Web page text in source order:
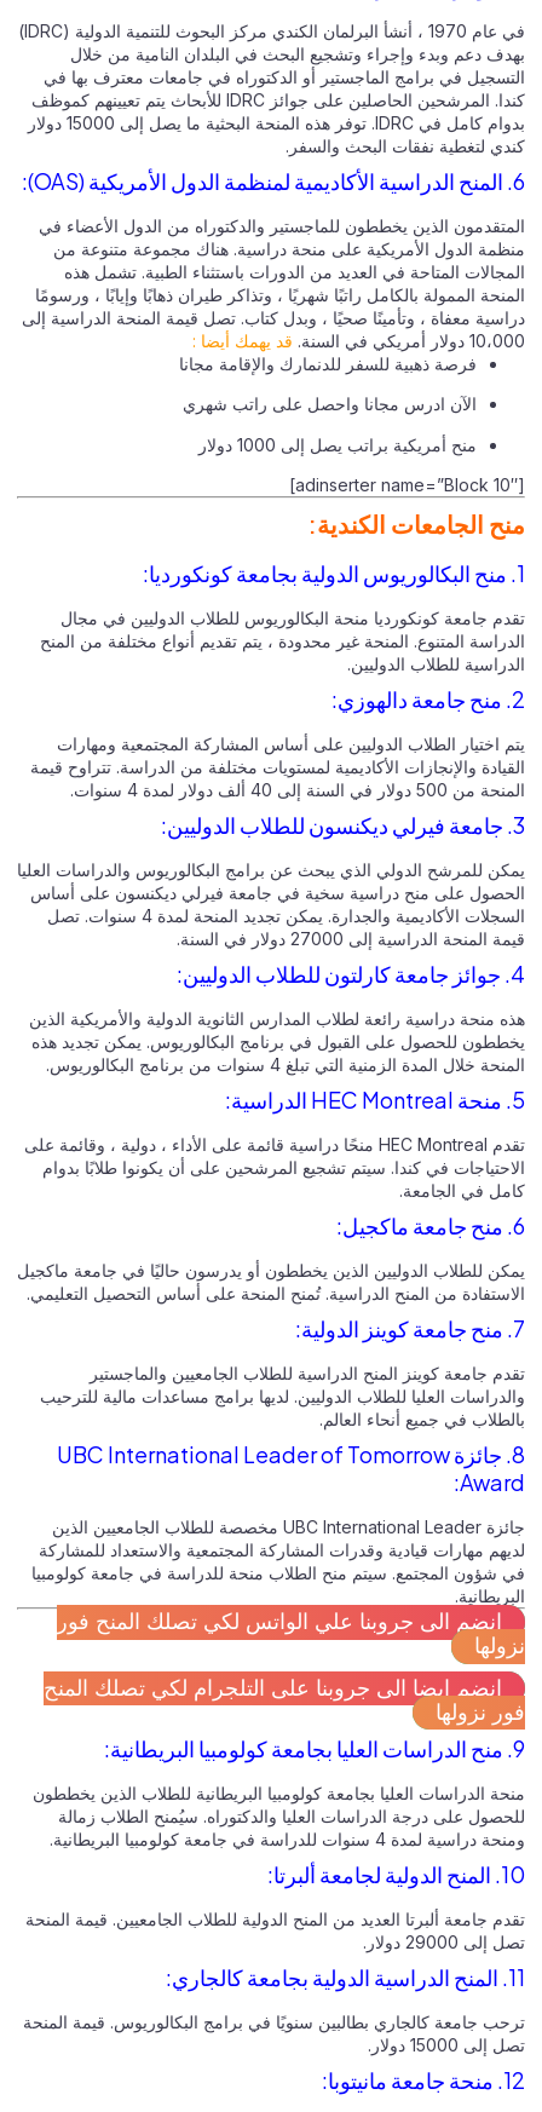
في عام 1970 ، أنشأ البرلمان الكندي مركز البحوث للتنمية الدولية (IDRC)
بهدف دعم وبدء وإجراء وتشجيع البحث في البلدان النامية من خلال
التسجيل في برامج الماجستير أو الدكتوراه في جامعات معترف بها في
كندا. المرشحين الحاصلين على جوائز IDRC للأبحاث يتم تعيينهم كموظف
بدوام كامل في IDRC. توفر هذه المنحة البحثية ما يصل إلى 15000 دولار
كندي لتغطية نفقات البحث والسفر.
6. المنح الدراسية الأكاديمية لمنظمة الدول الأمريكية (OAS):
المتقدمون الذين يخططون للماجستير والدكتوراه من الدول الأعضاء في
منظمة الدول الأمريكية على منحة دراسية. هناك مجموعة متنوعة من
المجالات المتاحة في العديد من الدورات باستثناء الطبية. تشمل هذه
المنحة الممولة بالكامل راتبًا شهريًا ، وتذاكر طيران ذهابًا وإيابًا ، ورسومًا
دراسية معفاة ، وتأمينًا صحيًا ، وبدل كتاب. تصل قيمة المنحة الدراسية إلى
10،000 دولار أمريكي في السنة.
قد يهمك أيضا :
فرصة ذهبية للسفر للدنمارك والإقامة مجانا
الآن ادرس مجانا واحصل على راتب شهري
منح أمريكية براتب يصل إلى 1000 دولار
[adinserter name=”Block 10″]
منح الجامعات الكندية:
1. منح البكالوريوس الدولية بجامعة كونكورديا:
تقدم جامعة كونكورديا منحة البكالوريوس للطلاب الدوليين في مجال
الدراسة المتنوع. المنحة غير محدودة ، يتم تقديم أنواع مختلفة من المنح
الدراسية للطلاب الدوليين.
2. منح جامعة دالهوزي:
يتم اختيار الطلاب الدوليين على أساس المشاركة المجتمعية ومهارات
القيادة والإنجازات الأكاديمية لمستويات مختلفة من الدراسة. تتراوح قيمة
المنحة من 500 دولار في السنة إلى 40 ألف دولار لمدة 4 سنوات.
3. جامعة فيرلي ديكنسون للطلاب الدوليين:
يمكن للمرشح الدولي الذي يبحث عن برامج البكالوريوس والدراسات العليا
الحصول على منح دراسية سخية في جامعة فيرلي ديكنسون على أساس
السجلات الأكاديمية والجدارة. يمكن تجديد المنحة لمدة 4 سنوات. تصل
قيمة المنحة الدراسية إلى 27000 دولار في السنة.
4. جوائز جامعة كارلتون للطلاب الدوليين:
هذه منحة دراسية رائعة لطلاب المدارس الثانوية الدولية والأمريكية الذين
يخططون للحصول على القبول في برنامج البكالوريوس. يمكن تجديد هذه
المنحة خلال المدة الزمنية التي تبلغ 4 سنوات من برنامج البكالوريوس.
5. منحة HEC Montreal الدراسية:
تقدم HEC Montreal منحًا دراسية قائمة على الأداء ، دولية ، وقائمة على
الاحتياجات في كندا. سيتم تشجيع المرشحين على أن يكونوا طلابًا بدوام
كامل في الجامعة.
6. منح جامعة ماكجيل:
يمكن للطلاب الدوليين الذين يخططون أو يدرسون حاليًا في جامعة ماكجيل
الاستفادة من المنح الدراسية. تُمنح المنحة على أساس التحصيل التعليمي.
7. منح جامعة كوينز الدولية:
تقدم جامعة كوينز المنح الدراسية للطلاب الجامعيين والماجستير
والدراسات العليا للطلاب الدوليين. لديها برامج مساعدات مالية للترحيب
بالطلاب في جميع أنحاء العالم.
8. جائزة UBC International Leader of Tomorrow
Award:
جائزة UBC International Leader مخصصة للطلاب الجامعيين الذين
لديهم مهارات قيادية وقدرات المشاركة المجتمعية والاستعداد للمشاركة
في شؤون المجتمع. سيتم منح الطلاب منحة للدراسة في جامعة كولومبيا
البريطانية.
انضم الى جروبنا علي الواتس لكي تصلك المنح فور
نزولها
انضم ايضا الى جروبنا على التلجرام لكي تصلك المنح
فور نزولها
9. منح الدراسات العليا بجامعة كولومبيا البريطانية:
منحة الدراسات العليا بجامعة كولومبيا البريطانية للطلاب الذين يخططون
للحصول على درجة الدراسات العليا والدكتوراه. سيُمنح الطلاب زمالة
ومنحة دراسية لمدة 4 سنوات للدراسة في جامعة كولومبيا البريطانية.
10. المنح الدولية لجامعة ألبرتا:
تقدم جامعة ألبرتا العديد من المنح الدولية للطلاب الجامعيين. قيمة المنحة
تصل إلى 29000 دولار.
11. المنح الدراسية الدولية بجامعة كالجاري:
ترحب جامعة كالجاري بطالبين سنويًا في برامج البكالوريوس. قيمة المنحة
تصل إلى 15000 دولار.
12. منحة جامعة مانيتوبا: